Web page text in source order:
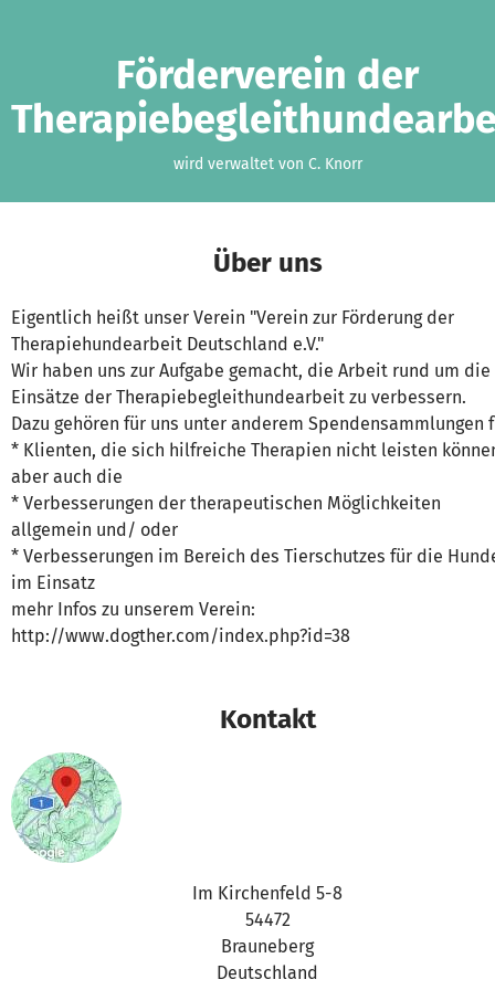
Förderverein der
wird verwaltet von C. Knorr
Über uns
Eigentlich heißt unser Verein "Verein zur Förderung der
Therapiehundearbeit Deutschland e.V."
Wir haben uns zur Aufgabe gemacht, die Arbeit rund um die
Einsätze der Therapiebegleithundearbeit zu verbessern.
Dazu gehören für uns unter anderem Spendensammlungen
* Klienten, die sich hilfreiche Therapien nicht leisten
aber auch die
* Verbesserungen der therapeutischen Möglichkeiten
allgemein und/ oder
* Verbesserungen im Bereich des Tierschutzes für die
im Einsatz
mehr Infos zu unserem Verein:
http://www.dogther.com/index.php?id=38
Kontakt
Im Kirchenfeld 5-8
54472
Brauneberg
Deutschland